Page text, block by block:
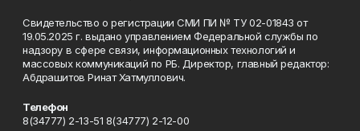
Свидетельство о регистрации СМИ ПИ № ТУ 02-01843 от
19.05.2025 г. выдано управлением Федеральной службы по
надзору в сфере связи, информационных технологий и
массовых коммуникаций по РБ. Директор, главный редактор:
Абдрашитов Ринат Хатмуллович.
Телефон
8(34777) 2-13-51 8(34777) 2-12-00